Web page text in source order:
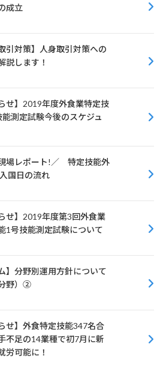
成立
引対策】人身取引対策への
説します！
せ】2019年度外食業特定技
測定試験今後のスケジュ
場レポート!／ 特定技能外
国日の流れ
せ】2019年度第3回外食業
1号技能測定試験について
】分野別運用方針について
分野）②
せ】外食特定技能347名合
不足の14業種で初7月に新
労可能に！